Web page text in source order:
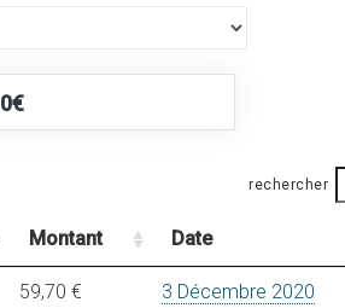
rechercher
Montant Date
59,70 € 3 Décembre 2020